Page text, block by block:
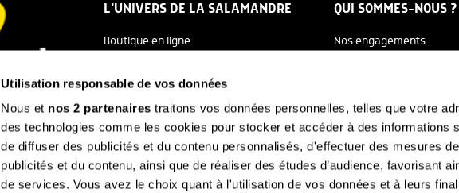
Utilisation responsable de vos données
Nous et nos 2 partenaires traitons vos données personnelles, telles que votre
des technologies comme les cookies pour stocker et accéder à des informations
de diffuser des publicités et du contenu personnalisés, d'effectuer des mesures
publicités et du contenu, ainsi que de réaliser des études d’audience, favorisant
de services. Vous avez le choix quant à l'utilisation de vos données et à leurs
L'UNIVERS DE LA SALAMANDRE
Boutique en ligne
Festival Salamandre
La Minute Nature
QUI SOMMES-NOUS ?
Nos engagements
L'équipe
Nous soutenir
FAQ